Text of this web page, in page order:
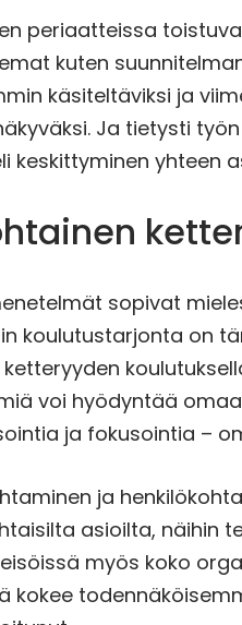
periaatteissa
kuten
käsiteltäviksi ja
Ja tietysti
keskittyminen yhteen
sopivat
koulutustarjonta on
voi hyödyntää
ja fokusointia –
ja
asioilta, näihin
myös koko
kokee